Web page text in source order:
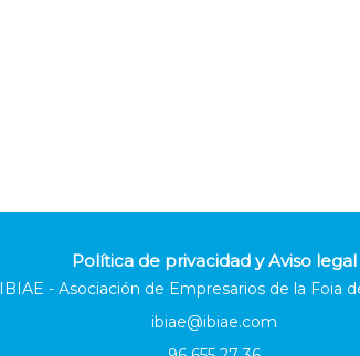
Política de privacidad y Aviso legal
IBIAE - Asociación de Empresarios de la Foia
ibiae@ibiae.com